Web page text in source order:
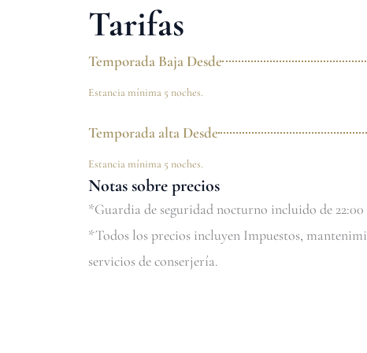
Tarifas
Temporada Baja Desde
Estancia mínima 5 noches.
Temporada alta Desde
Estancia mínima 5 noches.
Notas sobre precios
*Guardia de seguridad nocturno incluido de 22:00
*Todos los precios incluyen Impuestos,
servicios de conserjería.